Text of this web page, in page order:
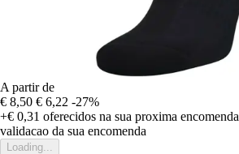
A partir de
€ 8,50 € 6,22 -27%
+€ 0,31 oferecidos na sua proxima encomenda
validacao da sua encomenda
Loading...